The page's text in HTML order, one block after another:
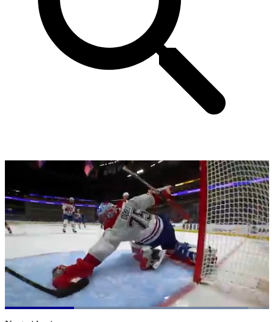
Loaded: